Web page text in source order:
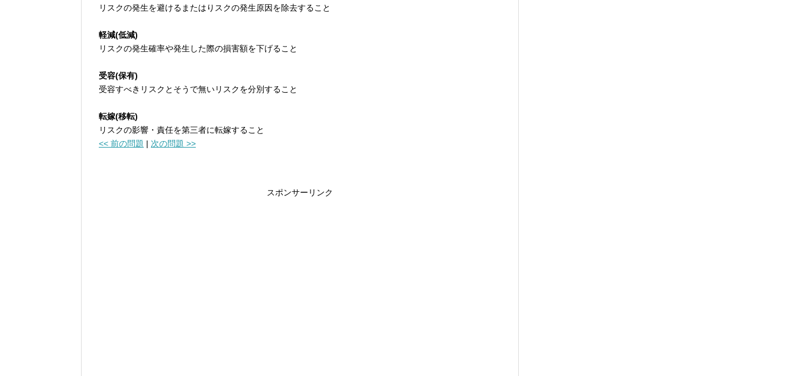
リスクの発生を避けるまたはりスクの発生原因を除去すること
軽減(低減)
リスクの発生確率や発生した際の損害額を下げること
受容(保有)
受容すべきリスクとそうで無いリスクを分別すること
転嫁(移転)
リスクの影響・責任を第三者に転嫁すること
<< 前の問題 | 次の問題 >>
スポンサーリンク